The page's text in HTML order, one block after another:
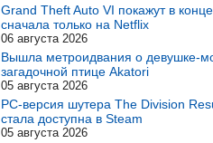
Grand Theft Auto VI покажут в
сначала только на Netflix
06 августа 2026
Вышла метроидвания о девушке-
загадочной птице Akatori
05 августа 2026
PC-версия шутера The Division
стала доступна в Steam
05 августа 2026